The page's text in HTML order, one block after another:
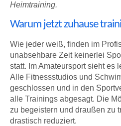
Heimtraining.
Warum jetzt zuhause
Wie jeder weiß, finden im
unabsehbare Zeit keinerlei
statt. Im Amateursport sieht es
Alle Fitnessstudios und
geschlossen und in den
alle Trainings abgesagt. Die
zu begeistern und draußen zu
drastisch reduziert.